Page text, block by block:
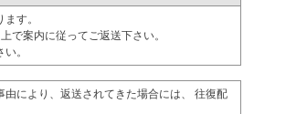
す。
で案内に従ってご返送下さい。
。
により、返送されてきた場合には、 往復配